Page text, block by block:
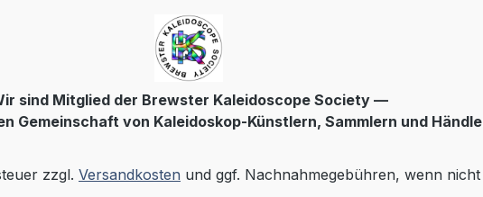
sind Mitglied der Brewster Kaleidoscope Society —
Gemeinschaft von Kaleidoskop-Künstlern, Sammlern und
zzgl. Versandkosten und ggf. Nachnahmegebühren, wenn